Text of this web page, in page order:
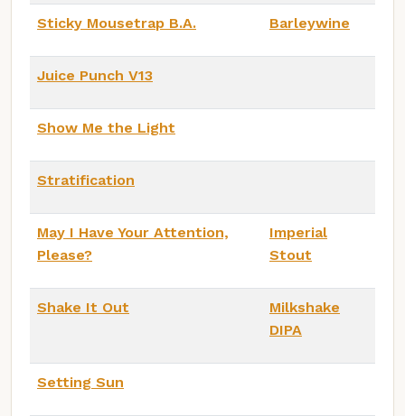
Sticky Mousetrap B.A. Barleywine
Juice Punch V13
Show Me the Light
Stratification
May I Have Your Attention,
Please?
Imperial
Stout
Shake It Out
Milkshake
DIPA
Setting Sun